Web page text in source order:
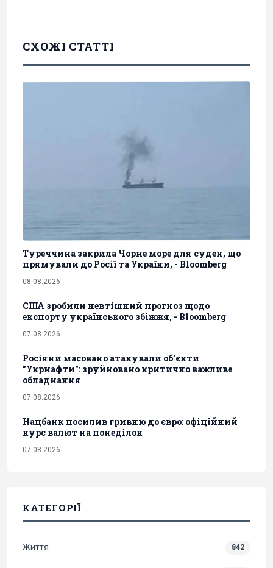
СХОЖІ СТАТТІ
Туреччина закрила Чорне море для суден, що
прямували до Росії та України, - Bloomberg
08.08.2026
США зробили невтішний прогноз щодо
експорту українського збіжжя, - Bloomberg
07.08.2026
Росіяни масовано атакували обʼєкти
"Укрнафти": зруйновано критично важливе
обладнання
07.08.2026
Нацбанк посилив гривню до євро: офіційний
курс валют на понеділок
07.08.2026
КАТЕГОРІЇ
Життя 842